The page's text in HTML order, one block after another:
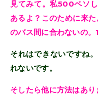
見てみて。私500ペソ
あるよ？このために来
のバス間に合わないの
それはできないですね
れないです。
そしたら他に方法はあり